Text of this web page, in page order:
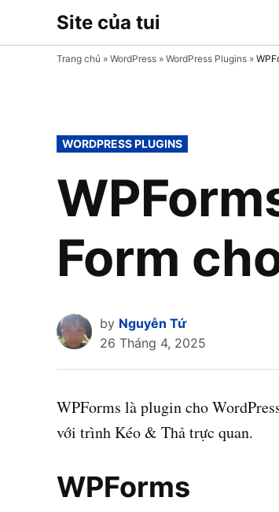
Site của tui
Chia sẻ thủ
thuật, mẹo
sử dụng
Plugin và
Trang chủ » WordPress » WordPress Plugins »
POSTED
IN
WORDPRESS PLUGINS
Form
by Nguyễn Tứ
26 Tháng 4, 2025
WPForms là plugin cho
với trình Kéo & Thả trực quan.
WPForms